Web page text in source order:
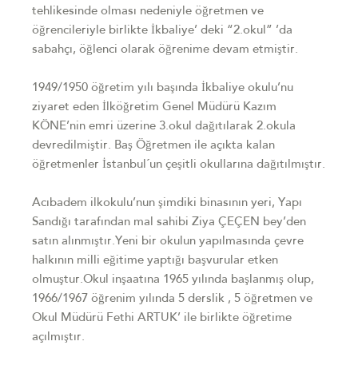
tehlikesinde olması nedeniyle öğretmen ve
öğrencileriyle birlikte İkbaliye’ deki “2.okul” ’da
sabahçı, öğlenci olarak öğrenime devam etmiştir.
1949/1950 öğretim yılı başında İkbaliye okulu’nu
ziyaret eden İlköğretim Genel Müdürü Kazım
KÖNE’nin emri üzerine 3.okul dağıtılarak 2.okula
devredilmiştir. Baş Öğretmen ile açıkta kalan
öğretmenler İstanbul´un çeşitli okullarına dağıtılmıştır.
Acıbadem ilkokulu’nun şimdiki binasının yeri, Yapı
Sandığı tarafından mal sahibi Ziya ÇEÇEN bey’den
satın alınmıştır.Yeni bir okulun yapılmasında çevre
halkının milli eğitime yaptığı başvurular etken
olmuştur.Okul inşaatına 1965 yılında başlanmış olup,
1966/1967 öğrenim yılında 5 derslik , 5 öğretmen ve
Okul Müdürü Fethi ARTUK’ ile birlikte öğretime
açılmıştır.